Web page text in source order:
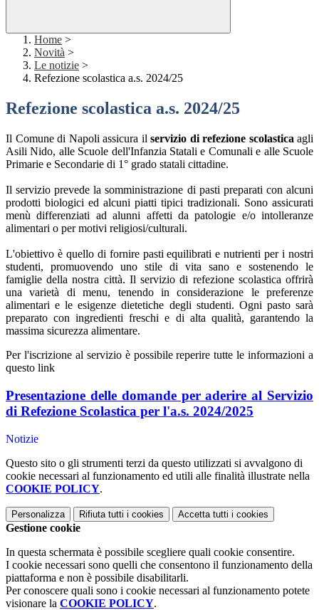
Home >
Novità >
Le notizie >
Refezione scolastica a.s. 2024/25
Refezione scolastica a.s. 2024/25
Il Comune di Napoli assicura il servizio di refezione scolastica agli
Asili Nido, alle Scuole dell'Infanzia Statali e Comunali e alle Scuole
Primarie e Secondarie di 1° grado statali cittadine.
Il servizio prevede la somministrazione di pasti preparati con alcuni
prodotti biologici ed alcuni piatti tipici tradizionali. Sono assicurati
menù differenziati ad alunni affetti da patologie e/o intolleranze
alimentari o per motivi religiosi/culturali.
L'obiettivo è quello di fornire pasti equilibrati e nutrienti per i nostri
studenti, promuovendo uno stile di vita sano e sostenendo le
famiglie della nostra città. Il servizio di refezione scolastica offrirà
una varietà di menu, tenendo in considerazione le preferenze
alimentari e le esigenze dietetiche degli studenti. Ogni pasto sarà
preparato con ingredienti freschi e di alta qualità, garantendo la
massima sicurezza alimentare.
Per l'iscrizione al servizio è possibile reperire tutte le informazioni a
questo link
Presentazione delle domande per aderire al Servizio
di Refezione Scolastica per l'a.s. 2024/2025
Notizie
Questo sito o gli strumenti terzi da questo utilizzati si avvalgono di
cookie necessari al funzionamento ed utili alle finalità illustrate nella
COOKIE POLICY.
Personalizza Rifiuta tutti i cookies Accetta tutti i cookies
Gestione cookie
In questa schermata è possibile scegliere quali cookie consentire.
I cookie necessari sono quelli che consentono il funzionamento della
piattaforma e non è possibile disabilitarli.
Per conoscere quali sono i cookie necessari al funzionamento potete
visionare la COOKIE POLICY.